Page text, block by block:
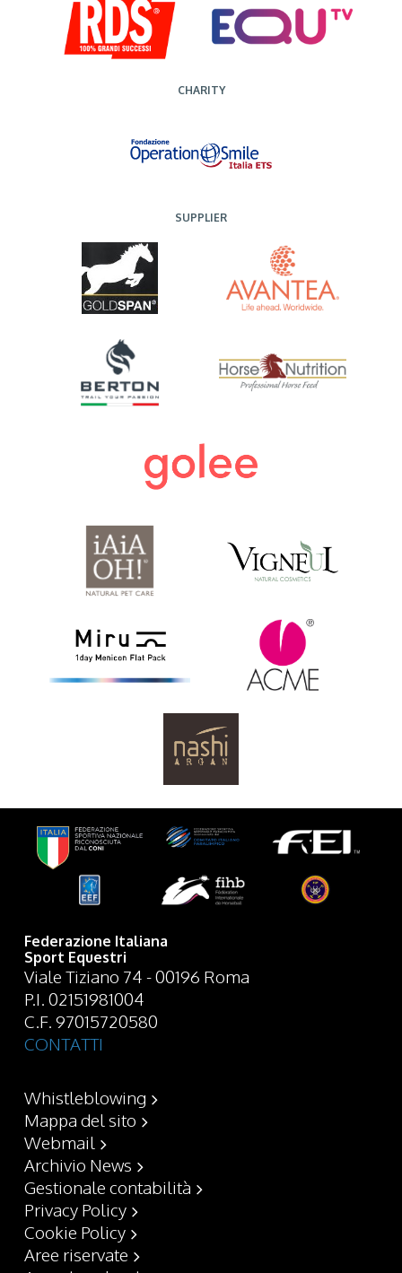
CHARITY
SUPPLIER
Federazione Italiana
Sport Equestri
Viale Tiziano 74 - 00196 Roma
P.I. 02151981004
C.F. 97015720580
CONTATTI
Whistleblowing
Mappa del sito
Webmail
Archivio News
Gestionale contabilità
Privacy Policy
Cookie Policy
Aree riservate